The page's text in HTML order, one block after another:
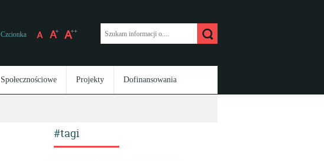
Czcionka
Społecznościowe Projekty Dofinansowania
#tagi